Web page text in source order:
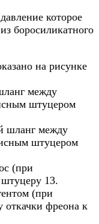
которое
боросиликатного
на рисунке
между
штуцером
шланг между
штуцером
(при
13.
(при
откачки фреона к